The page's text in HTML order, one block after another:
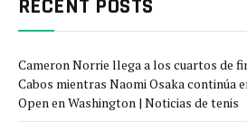
RECENT POSTS
Cameron Norrie llega a los cuartos de
Cabos mientras Naomi Osaka continúa
Open en Washington | Noticias de tenis